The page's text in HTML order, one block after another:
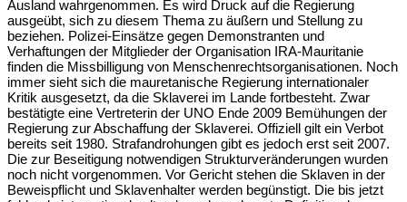
Ausland wahrgenommen. Es wird Druck auf die Regierung
ausgeübt, sich zu diesem Thema zu äußern und Stellung zu
beziehen. Polizei-Einsätze gegen Demonstranten und
Verhaftungen der Mitglieder der Organisation IRA-Mauritanie
finden die Missbilligung von Menschenrechtsorganisationen. Noch
immer sieht sich die mauretanische Regierung internationaler
Kritik ausgesetzt, da die Sklaverei im Lande fortbesteht. Zwar
bestätigte eine Vertreterin der UNO Ende 2009 Bemühungen der
Regierung zur Abschaffung der Sklaverei. Offiziell gilt ein Verbot
bereits seit 1980. Strafandrohungen gibt es jedoch erst seit 2007.
Die zur Beseitigung notwendigen Strukturveränderungen wurden
noch nicht vorgenommen. Vor Gericht stehen die Sklaven in der
Beweispflicht und Sklavenhalter werden begünstigt. Die bis jetzt